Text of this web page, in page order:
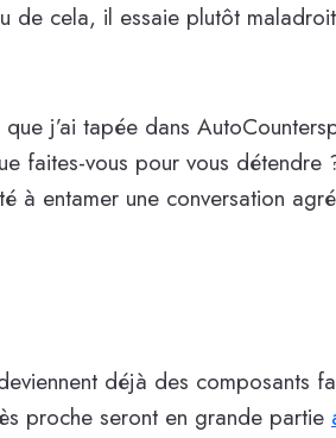
de cela, il essaie plutôt
j’ai tapée dans
faites-vous pour vous détendre
à entamer une conversation
déjà des composants
proche seront en grande partie